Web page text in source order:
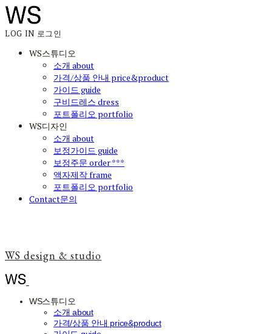
LOG IN 로그인
WS스튜디오
소개 about
가격/상품 안내 price&product
가이드 guide
구비드레스 dress
포트폴리오 portfolio
WS디자인
소개 about
보정가이드 guide
보정주문 order ***
액자제작 frame
포트폴리오 portfolio
Contact문의
WS design & studio
WS스튜디오
소개 about
가격/상품 안내 price&product